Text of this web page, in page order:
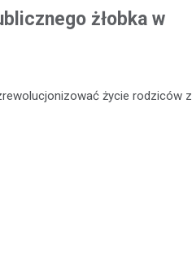
żłobka w
życie rodziców z